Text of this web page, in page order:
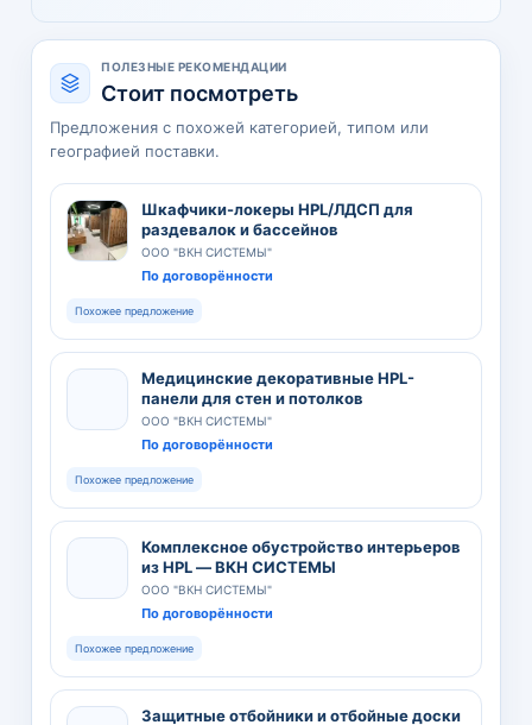
ПОЛЕЗНЫЕ РЕКОМЕНДАЦИИ
Стоит посмотреть
Предложения с похожей категорией, типом или
географией поставки.
Шкафчики-локеры HPL/ЛДСП для
раздевалок и бассейнов
ООО "ВКН СИСТЕМЫ"
По договорённости
Похожее предложение
Медицинские декоративные HPL-
панели для стен и потолков
ООО "ВКН СИСТЕМЫ"
По договорённости
Похожее предложение
Комплексное обустройство интерьеров
из HPL — ВКН СИСТЕМЫ
ООО "ВКН СИСТЕМЫ"
По договорённости
Похожее предложение
Защитные отбойники и отбойные доски